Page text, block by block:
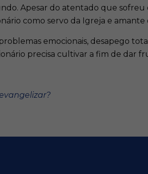
Apesar do atentado que
como servo da Igreja e amante
emocionais, desapego
precisa cultivar a fim de dar